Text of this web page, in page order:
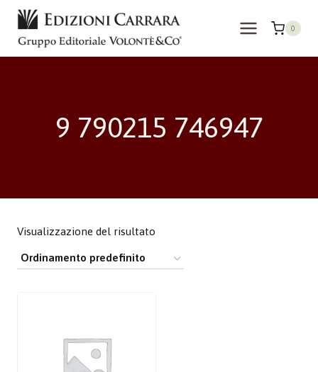
Salta
contenuto
0
9 790215 746947
Visualizzazione del risultato